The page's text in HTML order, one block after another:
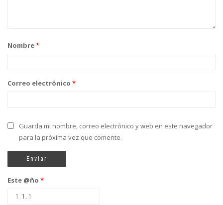
Nombre*
Correo electrónico *
Guarda mi nombre, correo electrónico y web en este navegador
para la próxima vez que comente.
Este @ño *